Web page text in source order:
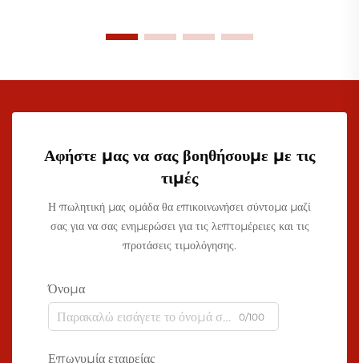
Αφήστε μας να σας βοηθήσουμε με τις
τιμές
Η πωλητική μας ομάδα θα επικοινωνήσει σύντομα μαζί
σας για να σας ενημερώσει για τις λεπτομέρειες και τις
προτάσεις τιμολόγησης.
Όνομα
0/100
Επωνυμία εταιρείας